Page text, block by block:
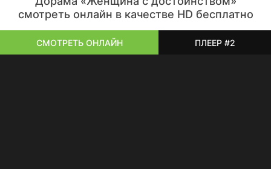
смотреть онлайн в качестве HD бесплатно
СМОТРЕТЬ ОНЛАЙН ПЛЕЕР #2